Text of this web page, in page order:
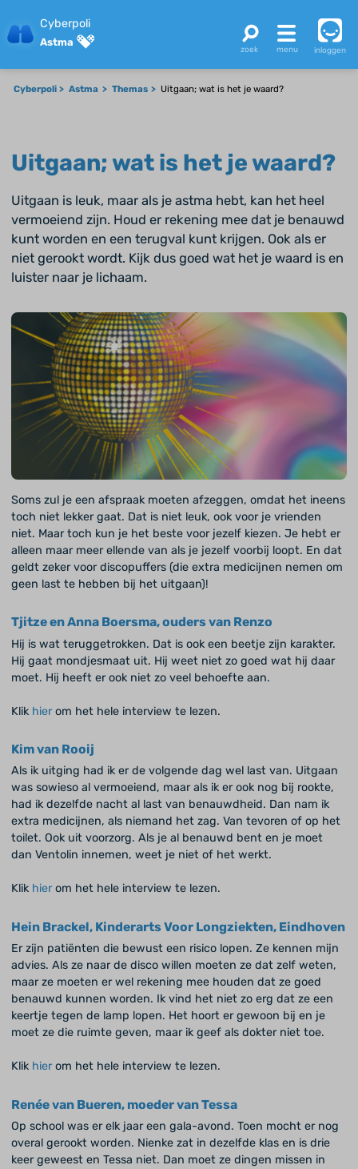
Cyberpoli
Astma
inloggen
Cyberpoli Astma Themas Uitgaan; wat is het je waard?
Uitgaan; wat is het je waard?
Uitgaan is leuk, maar als je astma hebt, kan het heel
vermoeiend zijn. Houd er rekening mee dat je benauwd
kunt worden en een terugval kunt krijgen. Ook als er
niet gerookt wordt. Kijk dus goed wat het je waard is en
luister naar je lichaam.
Soms zul je een afspraak moeten afzeggen, omdat het ineens
toch niet lekker gaat. Dat is niet leuk, ook voor je vrienden
niet. Maar toch kun je het beste voor jezelf kiezen. Je hebt er
alleen maar meer ellende van als je jezelf voorbij loopt. En dat
geldt zeker voor discopuffers (die extra medicijnen nemen om
geen last te hebben bij het uitgaan)!
Tjitze en Anna Boersma, ouders van Renzo
Hij is wat teruggetrokken. Dat is ook een beetje zijn karakter.
Hij gaat mondjesmaat uit. Hij weet niet zo goed wat hij daar
moet. Hij heeft er ook niet zo veel behoefte aan.
Klik hierom het hele interview te lezen.
Kim van Rooij
Als ik uitging had ik er de volgende dag wel last van. Uitgaan
was sowieso al vermoeiend, maar als ik er ook nog bij rookte,
had ik dezelfde nacht al last van benauwdheid. Dan nam ik
extra medicijnen, als niemand het zag. Van tevoren of op het
toilet. Ook uit voorzorg. Als je al benauwd bent en je moet
dan Ventolin innemen, weet je niet of het werkt.
Klik hierom het hele interview te lezen.
Hein Brackel, Kinderarts Voor Longziekten, Eindhoven
Er zijn patiënten die bewust een risico lopen. Ze kennen mijn
advies. Als ze naar de disco willen moeten ze dat zelf weten,
maar ze moeten er wel rekening mee houden dat ze goed
benauwd kunnen worden. Ik vind het niet zo erg dat ze een
keertje tegen de lamp lopen. Het hoort er gewoon bij en je
moet ze die ruimte geven, maar ik geef als dokter niet toe.
Klik hierom het hele interview te lezen.
Renée van Bueren, moeder van Tessa
Op school was er elk jaar een gala-avond. Toen mocht er nog
overal gerookt worden. Nienke zat in dezelfde klas en is drie
keer geweest en Tessa niet. Dan moet ze dingen missen in